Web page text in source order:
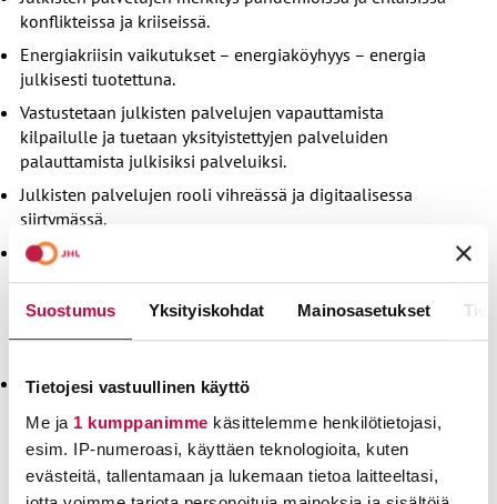
Suostumus Yksityiskohdat Mainosasetukset
Tietojesi vastuullinen käyttö
Me ja 1 kumppanimme käsittelemme henkilötietojasi,
esim. IP-numeroasi, käyttäen teknologioita, kuten
evästeitä, tallentamaan ja lukemaan tietoa laitteeltasi,
konflikteissa ja kriiseissä.
Energiakriisin vaikutukset – energiaköyhyys – energia
julkisesti tuotettuna.
Vastustetaan julkisten palvelujen vapauttamista
kilpailulle ja tuetaan yksityistettyjen palveluiden
palauttamista julkisiksi palveluiksi.
Julkisten palvelujen rooli vihreässä ja digitaalisessa
siirtymässä.
Edistetään oikeudenmukaista verotusta, tuetaan
varallisuusveron asettamista sekä
määräenemmistöpäätöksiä veroasioihin EU:ssa. Julkisissa
hankinnoissa tessien noudattaminen, ympäristö- ja
Panostetaan enemmän työssäkäyvien köyhien määrän
perussopimuksen avaamiseksi liittyen makrotalouden
kysymyksiin, julkiseen rahoitukseen, verotukseen ja
terveydenhuoltoon – taataan investoinnit julkisiin